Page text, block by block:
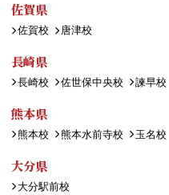
佐賀県
佐賀校 唐津校
長崎県
長崎校 佐世保中央校 諫早校
熊本県
熊本校 熊本水前寺校 玉名校
大分県
大分駅前校